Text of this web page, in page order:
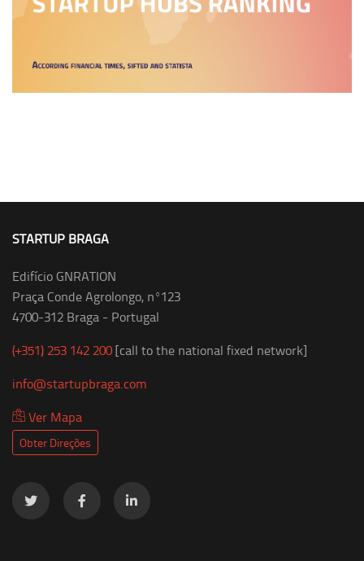
STARTUP BRAGA
Edifício GNRATION
Praça Conde Agrolongo, nº123
4700-312 Braga - Portugal
(+351) 253 142 200[call to the national fixed network]
info@startupbraga.com
Ver Mapa
Obter Direções